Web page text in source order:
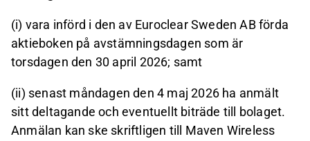
(i) vara införd i den av Euroclear Sweden AB förda
aktieboken på avstämningsdagen som är
torsdagen den 30 april 2026; samt
(ii) senast måndagen den 4 maj 2026 ha anmält
sitt deltagande och eventuellt biträde till bolaget.
Anmälan kan ske skriftligen till Maven Wireless